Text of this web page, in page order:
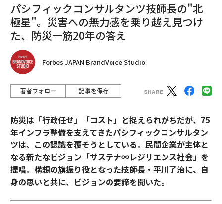
パシフィックコンサルタンツ技師長の"北
極星"。災害への無力感を乗り越え見つけ
た、防災一筋20年の答え
Forbes JAPAN BrandVoice Studio
著者フォロー 記事を保存
防災は「行政任せ」「コスト」と捉えられがちだが、75
年インフラ整備を支えてきたパシフィックコンサルタン
ツは、この認識を覆そうとしている。民間企業が主体と
なる新たなビジョン「サステナ∞レジリエンス社会」を
提唱。構想の旗振り役となった技師長・平川了治に、自
身の思いと共に、ビジョンの要諦を聞いた。